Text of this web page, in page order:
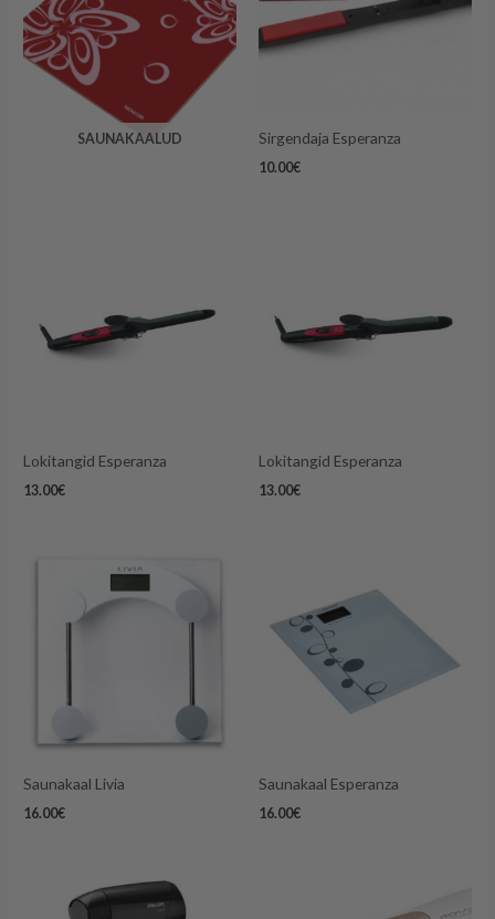
SAUNAKAALUD Sirgendaja Esperanza
10.00€
Lokitangid Esperanza
13.00€
Lokitangid Esperanza
13.00€
Saunakaal Livia
16.00€
Saunakaal Esperanza
16.00€